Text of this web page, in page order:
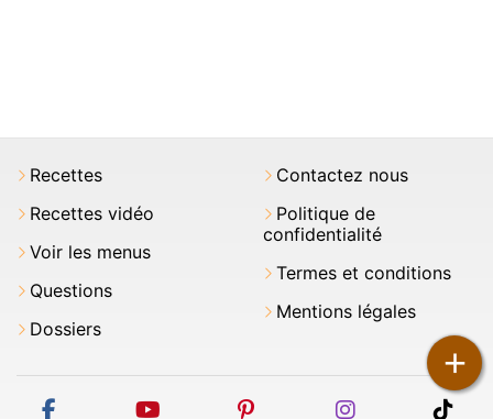
+
Recettes
Recettes vidéo
Voir les menus
Questions
Dossiers
Contactez nous
Politique de
confidentialité
Termes et conditions
Mentions légales
facebook youtube pinterest instagram